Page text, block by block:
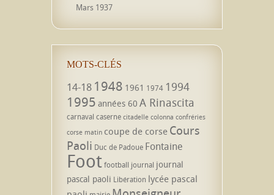
Mars 1937
MOTS-CLÉS
14-18 1948 1961 1974 1994
1995 années 60 A Rinascita
carnaval caserne citadelle colonna confréries
corse matin coupe de corse Cours
Paoli Duc de Padoue Fontaine
Footfootball journal journal
pascal paoli Libération lycée pascal